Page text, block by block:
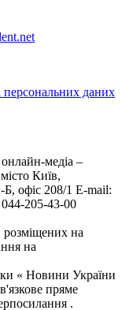
персональних даних
медіа –
Київ,
офіс 208/1 E-mail:
205-43-00
розміщених на
на
« Новини України
пряме
.